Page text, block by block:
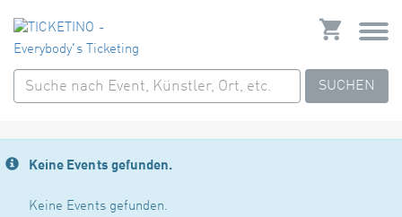
SUCHEN
Keine Events gefunden.
Keine Events gefunden.